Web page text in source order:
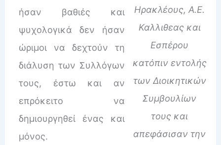
ήσαν βαθιές και
ψυχολογικά δεν ήσαν
ώριμοι να δεχτούν τη
διάλυση των Συλλόγων
τους, έστω και αν
επρόκειτο να
δημιουργηθεί ένας και
μόνος.
Ηρακλέους, Α.Ε.
Καλλιθεας και
Εσπέρου
κατόπιν εντολής
των Διοικητικών
Συμβουλίων
τους και
απεφάσισαν την